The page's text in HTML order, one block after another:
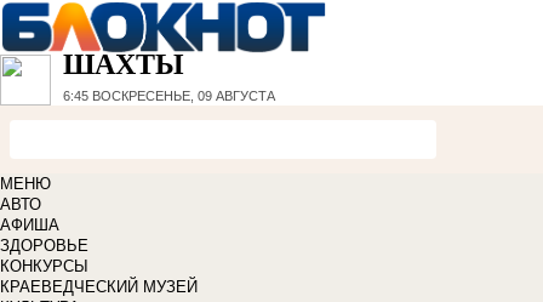
ШАХТЫ
6:45 ВОСКРЕСЕНЬЕ, 09 АВГУСТА
МЕНЮ
АВТО
АФИША
ЗДОРОВЬЕ
КОНКУРСЫ
КРАЕВЕДЧЕСКИЙ МУЗЕЙ